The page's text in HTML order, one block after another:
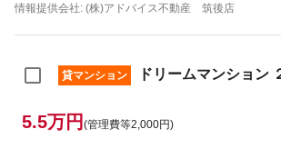
情報提供会社: (株)アドバイス不動産 筑後店
貸マンション ドリームマンション
5.5万円 (管理費等2,000円)